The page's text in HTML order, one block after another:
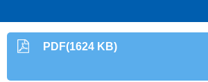
PDF(1624 KB)